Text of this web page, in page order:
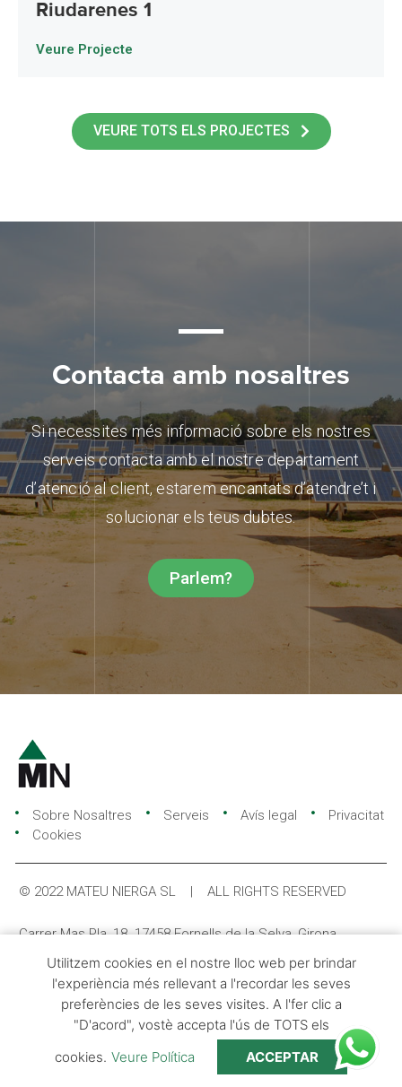
Riudarenes 1
Veure Projecte
VEURE TOTS ELS PROJECTES
Contacta amb nosaltres
Si necessites més informació sobre els nostres
serveis contacta amb el nostre departament
d’atenció al client, estarem encantats d’atendre’t i
solucionar els teus dubtes.
Parlem?
Sobre Nosaltres Serveis Avís legal
Privacitat
Cookies
© 2022 MATEU NIERGA SL | ALL RIGHTS RESERVED
Carrer Mas Pla, 18. 17458 Fornells de la Selva, Girona
(+34) 972 47 51 59 info@mateunierga.com
Utilitzem cookies en el nostre lloc web per brindar
l'experiència més rellevant a l'recordar les seves
preferències de les seves visites. A l'fer clic a
"D'acord", vostè accepta l'ús de TOTS els
cookies. Veure Política ACCEPTAR